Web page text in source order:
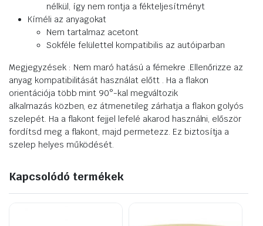
nélkül, így nem rontja a fékteljesítményt
Kíméli az anyagokat
Nem tartalmaz acetont
Sokféle felülettel kompatibilis az autóiparban
Megjegyzések : Nem maró hatású a fémekre .Ellenőrizze az
anyag kompatibilitását használat előtt . Ha a flakon
orientációja több mint 90°-kal megváltozik
alkalmazás közben, ez átmenetileg zárhatja a flakon golyós
szelepét. Ha a flakont fejjel lefelé akarod használni, először
fordítsd meg a flakont, majd permetezz. Ez biztosítja a
szelep helyes működését.
Kapcsolódó termékek